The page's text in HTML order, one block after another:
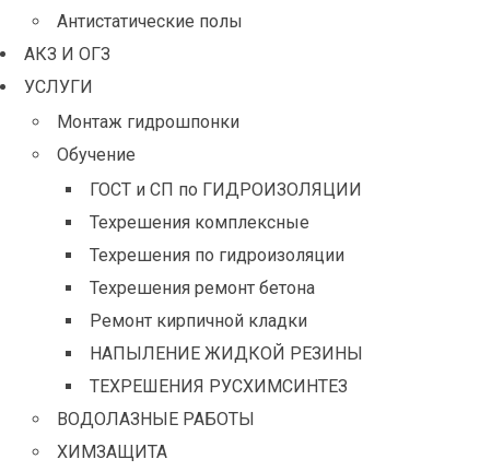
Антистатические полы
АКЗ И ОГЗ
УСЛУГИ
Монтаж гидрошпонки
Обучение
ГОСТ и СП по ГИДРОИЗОЛЯЦИИ
Техрешения комплексные
Техрешения по гидроизоляции
Техрешения ремонт бетона
Ремонт кирпичной кладки
НАПЫЛЕНИЕ ЖИДКОЙ РЕЗИНЫ
ТЕХРЕШЕНИЯ РУСХИМСИНТЕЗ
ВОДОЛАЗНЫЕ РАБОТЫ
ХИМЗАЩИТА